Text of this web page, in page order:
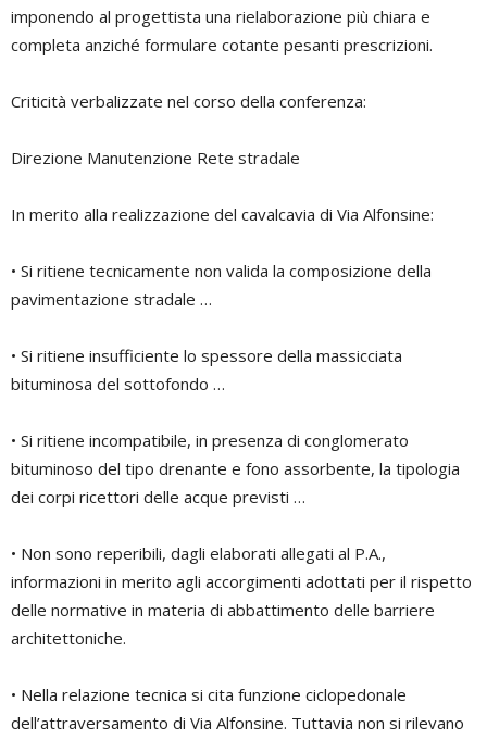
imponendo al progettista una rielaborazione più chiara e
completa anziché formulare cotante pesanti prescrizioni.
Criticità verbalizzate nel corso della conferenza:
Direzione Manutenzione Rete stradale
In merito alla realizzazione del cavalcavia di Via Alfonsine:
• Si ritiene tecnicamente non valida la composizione della
pavimentazione stradale …
• Si ritiene insufficiente lo spessore della massicciata
bituminosa del sottofondo …
• Si ritiene incompatibile, in presenza di conglomerato
bituminoso del tipo drenante e fono assorbente, la tipologia
dei corpi ricettori delle acque previsti …
• Non sono reperibili, dagli elaborati allegati al P.A.,
informazioni in merito agli accorgimenti adottati per il rispetto
delle normative in materia di abbattimento delle barriere
architettoniche.
• Nella relazione tecnica si cita funzione ciclopedonale
dell’attraversamento di Via Alfonsine. Tuttavia non si rilevano